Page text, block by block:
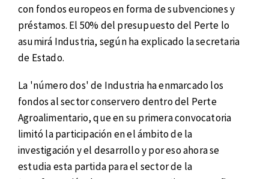
con fondos europeos en forma de subvenciones y
préstamos. El 50% del presupuesto del Perte lo
asumirá Industria, según ha explicado la secretaria
de Estado.
La 'número dos' de Industria ha enmarcado los
fondos al sector conservero dentro del Perte
Agroalimentario, que en su primera convocatoria
limitó la participación en el ámbito de la
investigación y el desarrollo y por eso ahora se
estudia esta partida para el sector de la